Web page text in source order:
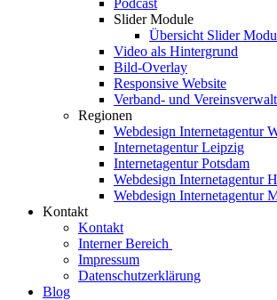
Podcast
Slider Module
Übersicht Slider
Video als Hintergrund
Bild-Overlay
Responsive Website
Verband- und
Regionen
Webdesign Internetagentur
Internetagentur Leipzig
Internetagentur Potsdam
Webdesign Internetagentur
Webdesign Internetagentur
Kontakt
Kontakt
Interner Bereich
Impressum
Datenschutzerklärung
Blog